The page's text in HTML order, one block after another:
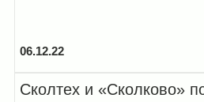
06.12.22
Сколтех и «Сколково»